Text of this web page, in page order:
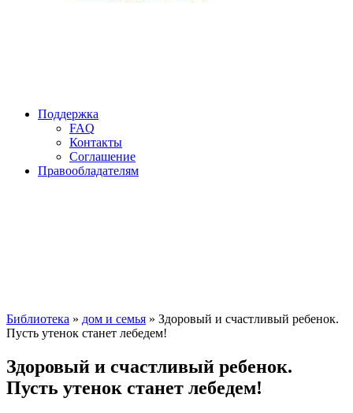
Поддержка
FAQ
Контакты
Соглашение
Правообладателям
Библиотека » дом и семья » Здоровый и счастливый ребенок.
Пусть утенок станет лебедем!
Здоровый и счастливый ребенок.
Пусть утенок станет лебедем!